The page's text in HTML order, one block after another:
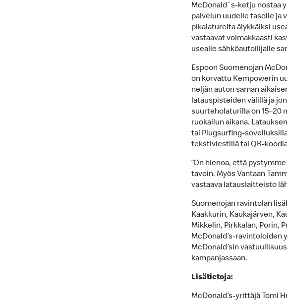
McDonald´s-ketju nostaa
palvelun uudelle tasolle ja
pikalatureita älykkäiksi
vastaavat voimakkaasti
usealle sähköautoilijalle
Espoon Suomenojan
on korvattu Kempowerin
neljän auton saman
latauspisteiden välillä ja
suurteholaturilla on 15–20
ruokailun aikana.
tai Plugsurfing-
tekstiviestillä tai QR-
”On hienoa, että
tavoin. Myös Vantaan
vastaava latauslaitteisto
Suomenojan ravintolan
Kaakkurin, Kaukajärven,
Mikkelin, Pirkkalan, Porin,
McDonald’s-ravintoloiden
McDonald’sin
kampanjassaan.
Lisätietoja:
McDonald’s-yrittäjä Tomi